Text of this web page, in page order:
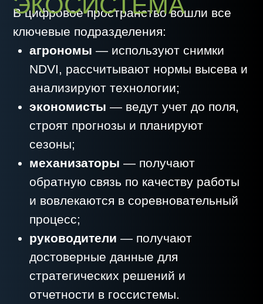
Кроме того, увеличилась средняя
наработка техники — до
моточасов за сезон, что
свидетельствует о более эффективной
эксплуатации парка.
использования с/х машин – 10 млн.руб./
год
Отражение точных объемов
ЧЕЛОВЕЧЕСКИЙ
ФАКТОР
ЭФФЕКТ ОТ
ИНТЕГРАЦИИ С 1С